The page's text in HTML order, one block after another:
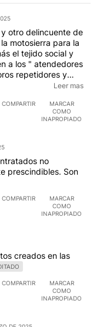
otro delincuente de
motosierra para la
el tejido social y
a los " atendedores
repetidores y
qué no
conocidos sino
qué ama a
muy malos"
con la libertad!!
Leer mas
COMPARTIR
MARCAR
COMO
INAPROPIADO
no
prescindibles. Son
COMPARTIR
MARCAR
COMO
INAPROPIADO
creados en las
COMPARTIR
MARCAR
COMO
INAPROPIADO